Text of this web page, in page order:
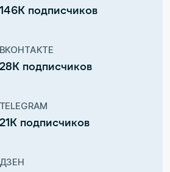
подписчиков
подписчиков
TELEGRAM
подписчиков